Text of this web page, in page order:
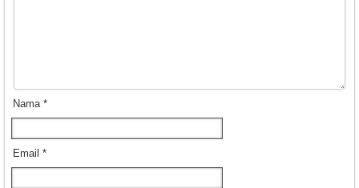
Nama *
Email *